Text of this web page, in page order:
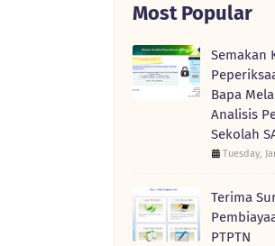
Most Popular
Semakan
Bapa
Analisis
Sekolah
Tuesday,
Terima
PTPTN